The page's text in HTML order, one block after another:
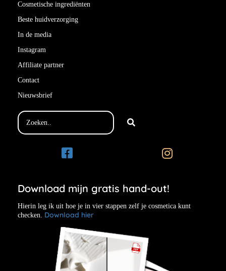
Cosmetische ingrediënten
Beste huidverzorging
In de media
Instagram
Affiliate partner
Contact
Nieuwsbrief
Download mijn gratis hand-out!
Hierin leg ik uit hoe je in vier stappen zelf je cosmetica kunt
checken. Download hier